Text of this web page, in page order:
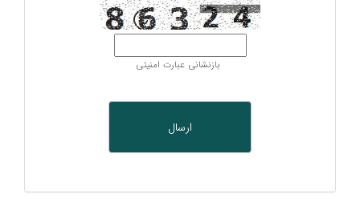
بازنشانی عبارت امنیتی